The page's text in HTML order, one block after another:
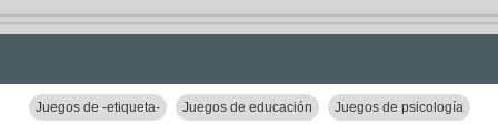
Juegos de -etiqueta- Juegos de educación Juegos de psicología